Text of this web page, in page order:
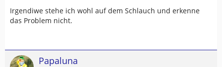
Irgendiwe stehe ich wohl auf dem Schlauch und erkenne
das Problem nicht.
Papaluna